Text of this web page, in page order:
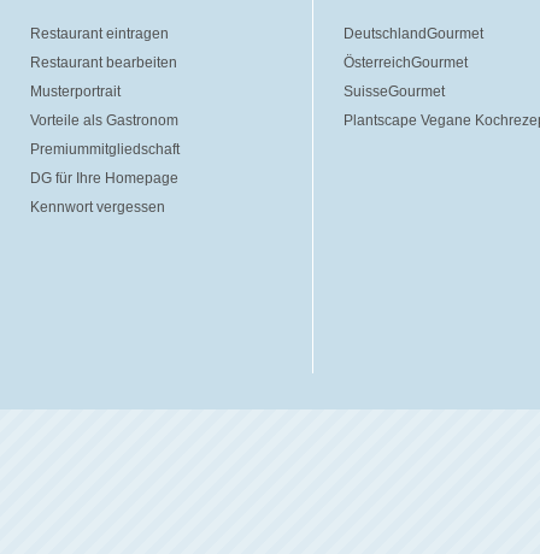
Restaurant eintragen
Restaurant bearbeiten
Musterportrait
Vorteile als Gastronom
Premiummitgliedschaft
DG für Ihre Homepage
Kennwort vergessen
DeutschlandGourmet
ÖsterreichGourmet
SuisseGourmet
Plantscape Vegane